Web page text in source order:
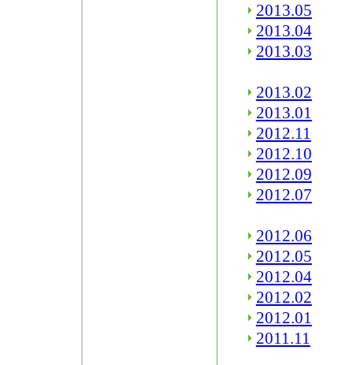
2013.05
2013.04
2013.03
2013.02
2013.01
2012.11
2012.10
2012.09
2012.07
2012.06
2012.05
2012.04
2012.02
2012.01
2011.11